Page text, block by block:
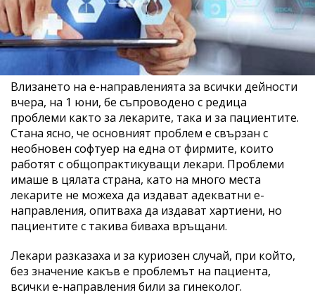
Влизането на е-направленията за всички дейности
вчера, на 1 юни, бе съпроводено с редица
проблеми както за лекарите, така и за пациентите.
Стана ясно, че основният проблем е свързан с
необновен софтуер на една от фирмите, които
работят с общопрактикуващи лекари. Проблеми
имаше в цялата страна, като на много места
лекарите не можеха да издават адекватни е-
направления, опитваха да издават хартиени, но
пациентите с такива биваха връщани.
Лекари разказаха и за куриозен случай, при който,
без значение какъв е проблемът на пациента,
всички е-направления били за гинеколог.